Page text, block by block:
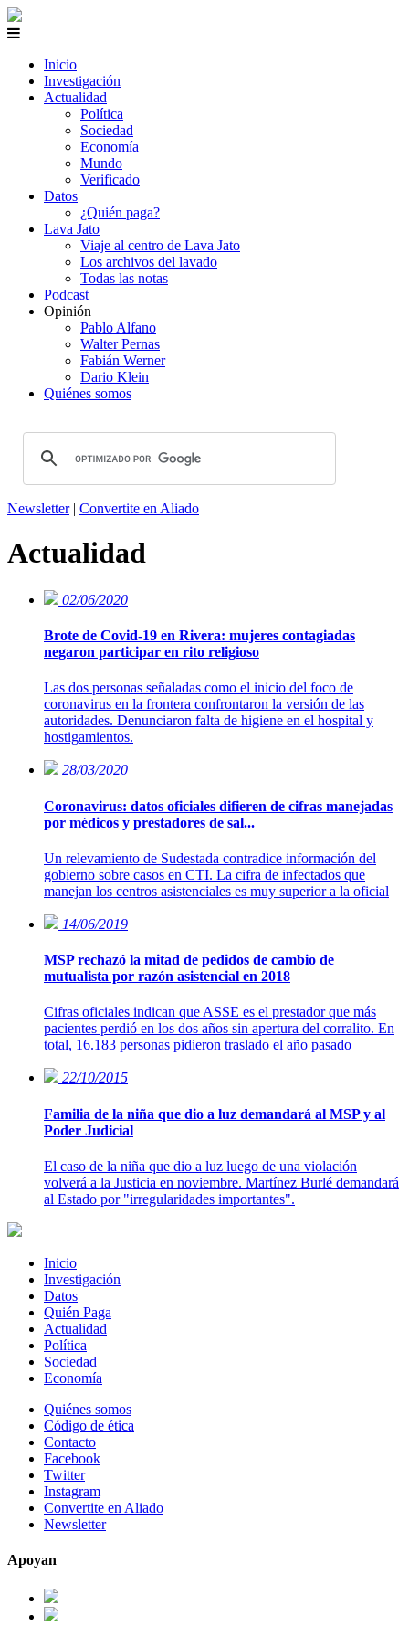
Inicio
Investigación
Actualidad
Política
Sociedad
Economía
Mundo
Verificado
Datos
¿Quién paga?
Lava Jato
Viaje al centro de Lava Jato
Los archivos del lavado
Todas las notas
Podcast
Opinión
Pablo Alfano
Walter Pernas
Fabián Werner
Dario Klein
Quiénes somos
Newsletter| Convertite en Aliado
Actualidad
02/06/2020
Brote de Covid-19 en Rivera: mujeres contagiadas
negaron participar en rito religioso
Las dos personas señaladas como el inicio del foco de
coronavirus en la frontera confrontaron la versión de las
autoridades. Denunciaron falta de higiene en el hospital y
hostigamientos.
28/03/2020
Coronavirus: datos oficiales difieren de cifras manejadas
por médicos y prestadores de sal...
Un relevamiento de Sudestada contradice información del
gobierno sobre casos en CTI. La cifra de infectados que
manejan los centros asistenciales es muy superior a la oficial
14/06/2019
MSP rechazó la mitad de pedidos de cambio de
mutualista por razón asistencial en 2018
Cifras oficiales indican que ASSE es el prestador que más
pacientes perdió en los dos años sin apertura del corralito. En
total, 16.183 personas pidieron traslado el año pasado
22/10/2015
Familia de la niña que dio a luz demandará al MSP y al
Poder Judicial
El caso de la niña que dio a luz luego de una violación
volverá a la Justicia en noviembre. Martínez Burlé demandará
al Estado por "irregularidades importantes".
Inicio
Investigación
Datos
Quién Paga
Actualidad
Política
Sociedad
Economía
Quiénes somos
Código de ética
Contacto
Facebook
Twitter
Instagram
Convertite en Aliado
Newsletter
Apoyan